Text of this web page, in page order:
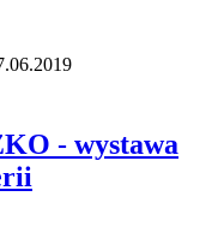
- wystawa